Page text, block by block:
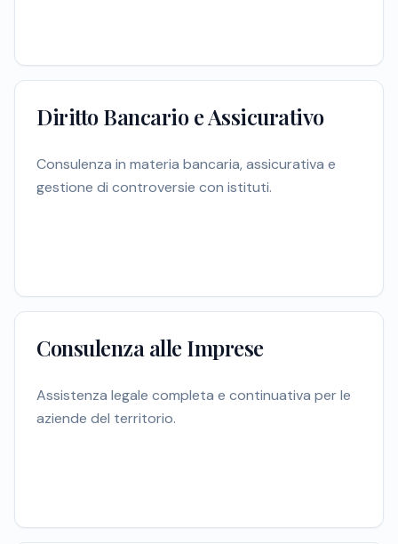
Diritto Bancario e Assicurativo
Consulenza in materia bancaria, assicurativa e
gestione di controversie con istituti.
Consulenza alle Imprese
Assistenza legale completa e continuativa per le
aziende del territorio.